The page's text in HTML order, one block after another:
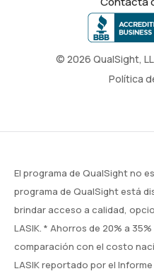
© 2026 QualSight,
Política
El programa de QualSight no
programa de QualSight está
brindar acceso a calidad,
LASIK. * Ahorros de 20% a
comparación con el costo
LASIK reportado por el